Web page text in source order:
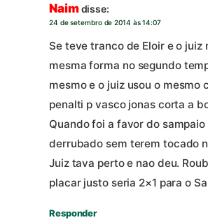
Naimdisse:
24 de setembro de 2014 às 14:07
Se teve tranco de Eloir e o juiz
mesma forma no segundo
mesmo e o juiz usou o mesmo
penalti p vasco jonas corta a
Quando foi a favor do
derrubado sem terem tocado
Juiz tava perto e nao deu.
placar justo seria 2×1 para o
Responder